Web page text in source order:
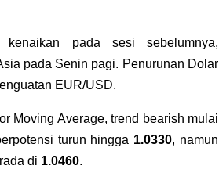
pada sesi sebelumnya,
pada Senin pagi. Penurunan Dolar
EUR/USD.
Moving Average, trend bearish mulai
turun hingga 1.0330, namun
di 1.0460.